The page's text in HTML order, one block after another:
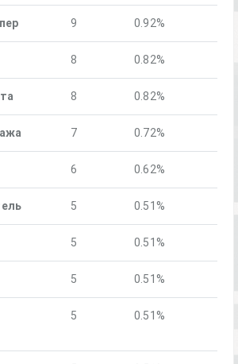
9 0.92%
8 0.82%
8 0.82%
7 0.72%
6 0.62%
5 0.51%
5 0.51%
5 0.51%
5 0.51%